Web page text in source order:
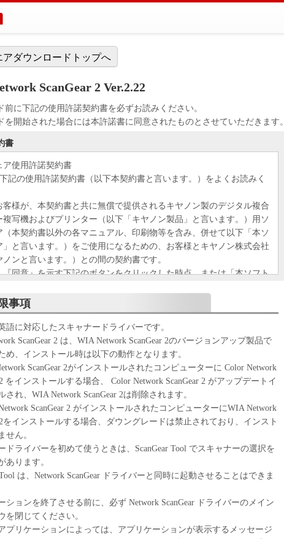
アダウンロードトップへ
ScanGear 2 Ver.2.22
前に下記の使用許諾契約書を必ずお読みください。
を開始された場合には本許諾書に同意されたものとさせていただきます。
書
ア使用許諾契約書
記の使用許諾契約書（以下本契約書と言います。）をよくお読みく
客様が、本契約書と共に無償で提供されるキヤノン製のデジタル複合
複写機およびプリンター（以下「キヤノン製品」と言います。）用ソ
（本契約書以外の各マニュアル、印刷物等を含み、併せて以下「本ソ
」と言います。）をご使用になるための、お客様とキヤノン株式会社
ノンと言います。）との間の契約書です。
『同意』を示す下記のボタンをクリックした時点、または「本ソフト
契約書に同意できない場合、「本ソフトウェア」を使用することはで
は、お客様が「キヤノン製品」を利用する目的のために、「キヤノ
直接またはネットワークを通じ接続される複数のコンピューター（以
器」と言います。）において、「本ソフトウェア」を使用（本契約書
、「本ソフトウェア」をコンピューターの記憶媒体上にインストール
またはコンピューターにおいて表示すること、アクセスすること、も
することのいずれも含むものとします。）するための非独占的権利を
して許諾します。お客様は、また「指定機器」にネットワークを通じ
たコンピューター上で、かかるコンピューターの使用者に対して「本
ア」を使用させることができますが、かかるコンピューターの使用者
上の義務および条件を遵守させるとともに、その履行に関し全責任を
条件とします。
、上記(1)に基づいて「本ソフトウェア」を使用するためのバックア
、「本ソフトウェア」を１部、複製することができます。
および(2)に定める場合を除き、キヤノンまたはキヤノンのライセンサ
事項
語に対応したスキャナードライバーです。
ScanGear 2 は、WIA Network ScanGear 2のバージョンアップ製品で
め、インストール時は以下の動作となります。
ScanGear 2がインストールされたコンピューターに Color Network
2 をインストールする場合、 Color Network ScanGear 2 がアップデートイ
され、WIA Network ScanGear 2は削除されます。
ScanGear 2 がインストールされたコンピューターにWIA Network
2をインストールする場合、ダウングレードは禁止されており、インスト
せん。
ドライバーを初めて使うときは、ScanGear Tool でスキャナーの選択を
あります。
Tool は、Network ScanGear ドライバーと同時に起動させることはできま
ションを終了させる前に、必ず Network ScanGear ドライバーのメイン
を閉じてください。
プリケーションによっては、アプリケーションが表示するメッセージ